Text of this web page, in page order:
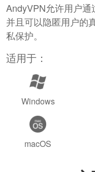
AndyVPN允许用户通
并且可以隐匿用户的
私保护。
适用于：
Windows
macOS